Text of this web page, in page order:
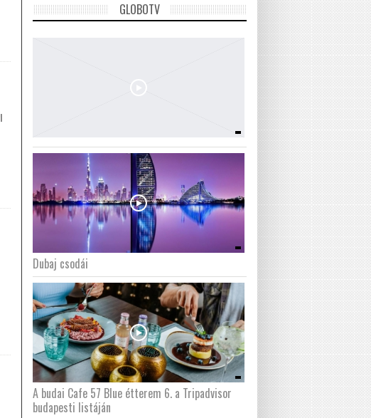
GLOBOTV
Dubaj csodái
A budai Cafe 57 Blue étterem 6. a Tripadvisor
budapesti listáján